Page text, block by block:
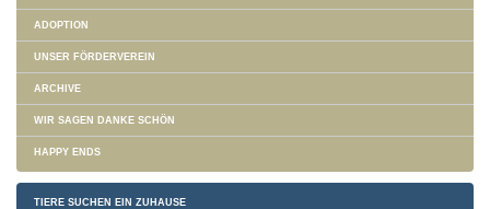
ADOPTION
UNSER FÖRDERVEREIN
ARCHIVE
WIR SAGEN DANKE SCHÖN
HAPPY ENDS
TIERE SUCHEN EIN ZUHAUSE